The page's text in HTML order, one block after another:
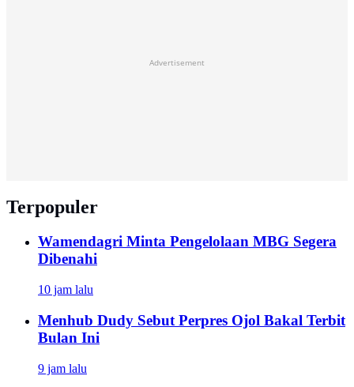
Advertisement
Terpopuler
Wamendagri Minta Pengelolaan MBG Segera
Dibenahi
10 jam lalu
Menhub Dudy Sebut Perpres Ojol Bakal Terbit
Bulan Ini
9 jam lalu